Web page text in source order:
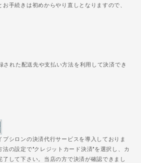
手続きは初めからやり直しとなりますので、
れた配送先や支払い方法を利用して決済でき
シロンの決済代行サービスを導入しておりま
の設定で"クレジットカード決済"を選択し、カ
了して下さい。当店の方で決済が確認できまし